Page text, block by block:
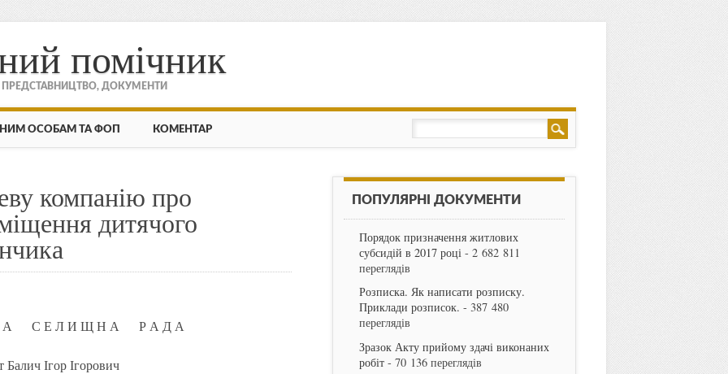
помічник
ДОКУМЕНТИ
ОСОБАМ ТА ФОП КОМЕНТАР
компанію про
дитячого
К А С Е Л И Щ Н А Р А Д А
Балич Ігор Ігорович
ПОПУЛЯРНІ ДОКУМЕНТИ
Порядок призначення житлових
субсидій в 2017 році- 2 682 811
переглядів
Розписка. Як написати розписку.
Приклади розписок. - 387 480
переглядів
Зразок Акту прийому здачі виконаних
робіт- 70 136 переглядів